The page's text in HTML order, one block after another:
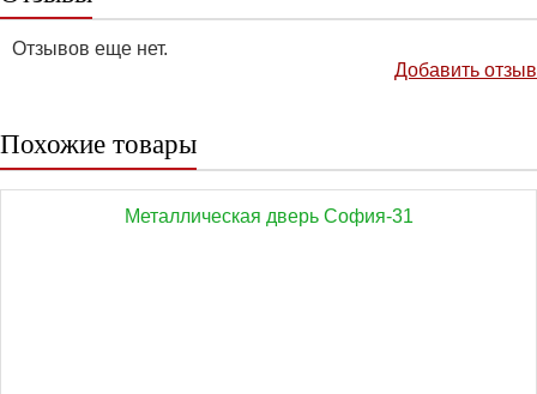
Отзывов еще нет.
Добавить отзыв
Похожие товары
Металлическая дверь София-31